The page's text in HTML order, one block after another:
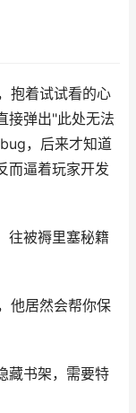
抱着试试看的心
接弹出"此处无法
，后来才知道
而逼着玩家开发
往被褥里塞秘籍
他居然会帮你保
藏书架，需要特